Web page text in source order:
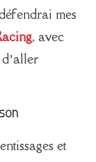
mes
, avec
et